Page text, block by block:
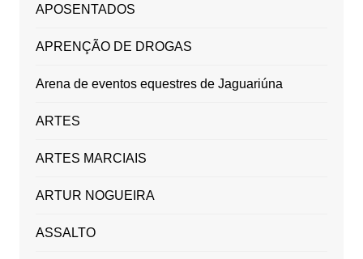
APOSENTADOS
APRENÇÃO DE DROGAS
Arena de eventos equestres de Jaguariúna
ARTES
ARTES MARCIAIS
ARTUR NOGUEIRA
ASSALTO